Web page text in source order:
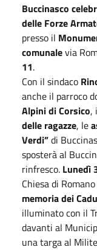
Buccinasco
delle Forze
presso il
comunalevia
11.
Con il sindaco
anche il parroco
Alpini di Corsico,
delle ragazze, le
Verdi”di
sposterà al
rinfresco. Lunedì
Chiesa di
memoria dei
illuminato con il
davanti al
una targa al